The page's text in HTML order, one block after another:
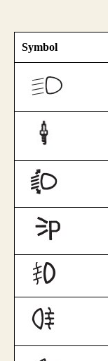
Symbol